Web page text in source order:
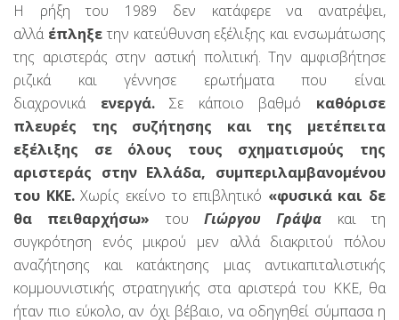
Η ρήξη του 1989 δεν κατάφερε να ανατρέψει,
αλλά έπληξετην κατεύθυνση εξέλιξης και ενσωμάτωσης
της αριστεράς στην αστική πολιτική. Την αμφισβήτησε
ριζικά και γέννησε ερωτήματα που είναι
διαχρονικά ενεργά.Σε κάποιο βαθμό καθόρισε
πλευρές της συζήτησης και της μετέπειτα
εξέλιξης σε όλους τους σχηματισμούς της
αριστεράς στην Ελλάδα, συμπεριλαμβανομένου
του ΚΚΕ.Χωρίς εκείνο το επιβλητικό «φυσικά και δε
θα πειθαρχήσω» τουΓιώργου Γράψα και τη
συγκρότηση ενός μικρού μεν αλλά διακριτού πόλου
αναζήτησης και κατάκτησης μιας αντικαπιταλιστικής
κομμουνιστικής στρατηγικής στα αριστερά του ΚΚΕ, θα
ήταν πιο εύκολο, αν όχι βέβαιο, να οδηγηθεί σύμπασα η